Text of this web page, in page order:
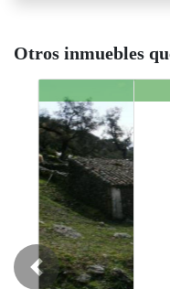
Otros inmuebles
1405-
Previous